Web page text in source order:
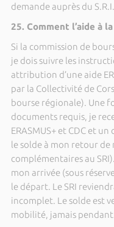
demande auprès du S.R.I.
25. Comment l’aide à
Si la commission de
je dois suivre les
attribution d’une aide
par la Collectivité de
bourse régionale). Une
documents requis, je
ERASMUS+ et CDC et
le solde à mon retour de
complémentaires au
mon arrivée (sous
le départ. Le SRI
incomplet. Le solde est
mobilité, jamais pendant.